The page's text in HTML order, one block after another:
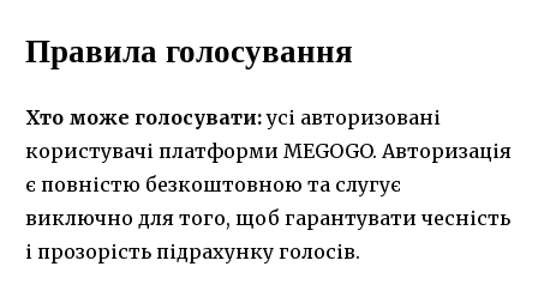
Правила голосування
Хто може голосувати:усі авторизовані
користувачі платформи MEGOGO. Авторизація
є повністю безкоштовною та слугує
виключно для того, щоб гарантувати чесність
і прозорість підрахунку голосів.